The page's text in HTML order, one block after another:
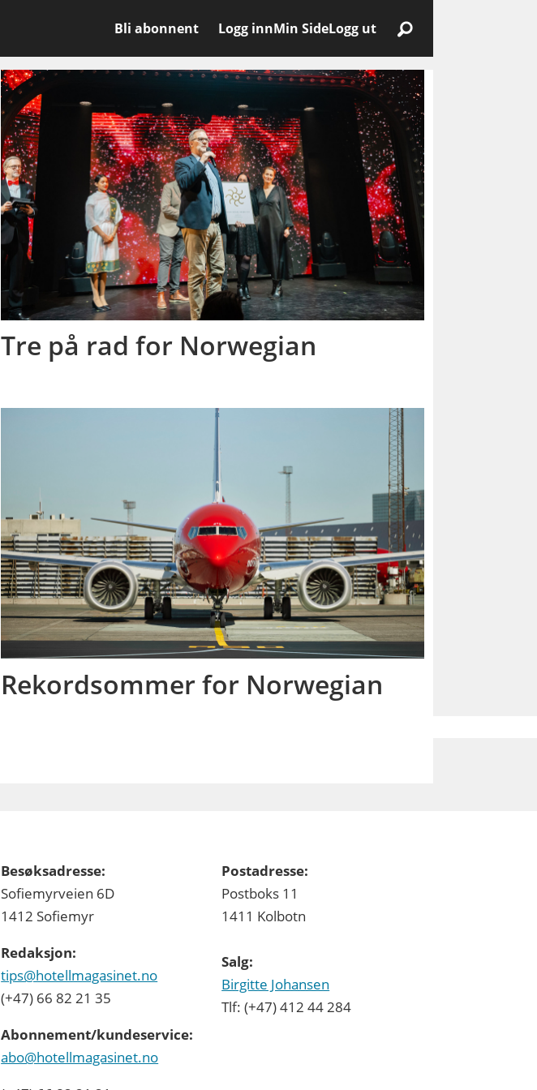
Bli abonnent Logg innMin SideLogg ut
Tre på rad for Norwegian
Rekordsommer for Norwegian
Besøksadresse:
Sofiemyrveien 6D
1412 Sofiemyr
Redaksjon:
tips@hotellmagasinet.no
(+47) 66 82 21 35
Abonnement/kundeservice:
abo@hotellmagasinet.no
Postadresse:
Postboks 11
1411 Kolbotn
Salg:
Birgitte Johansen
Tlf: (+47) 412 44 284